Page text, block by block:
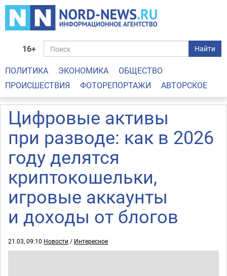
16+ Найти
ПОЛИТИКА ЭКОНОМИКА
ОБЩЕСТВО
ПРОИСШЕСТВИЯ
ФОТОРЕПОРТАЖИ АВТОРСКОЕ
Цифровые активы
при разводе: как в 2026
году делятся
криптокошельки,
игровые аккаунты
и доходы от блогов
21.03, 09:10 Новости / Интересное